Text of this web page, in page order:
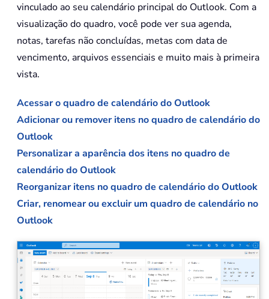
vinculado ao seu calendário principal do Outlook. Com a
visualização do quadro, você pode ver sua agenda,
notas, tarefas não concluídas, metas com data de
vencimento, arquivos essenciais e muito mais à primeira
vista.
Acessar o quadro de calendário do Outlook
Adicionar ou remover itens no quadro de calendário do
Outlook
Personalizar a aparência dos itens no quadro de
calendário do Outlook
Reorganizar itens no quadro de calendário do Outlook
Criar, renomear ou excluir um quadro de calendário no
Outlook